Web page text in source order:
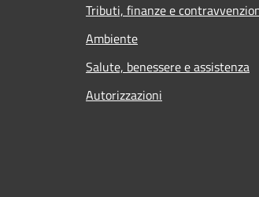
Tributi, finanze e
Ambiente
Salute, benessere e assistenza
Autorizzazioni